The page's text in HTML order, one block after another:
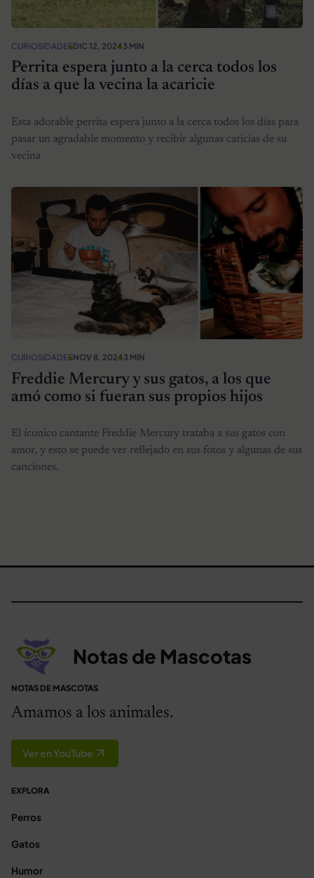
CURIOSIDADESDIC 12, 20243 MIN
Perrita espera junto a la cerca todos los
días a que la vecina la acaricie
Esta adorable perrita espera junto a la cerca todos los días para
pasar un agradable momento y recibir algunas caricias de su
vecina
CURIOSIDADESNOV 8, 20243 MIN
Freddie Mercury y sus gatos, a los que
amó como si fueran sus propios hijos
El íconico cantante Freddie Mercury trataba a sus gatos con
amor, y esto se puede ver reflejado en sus fotos y algunas de sus
canciones.
Notas de Mascotas
NOTAS DE MASCOTAS
Amamos a los animales.
Ver en YouTube
EXPLORA
Perros
Gatos
Humor